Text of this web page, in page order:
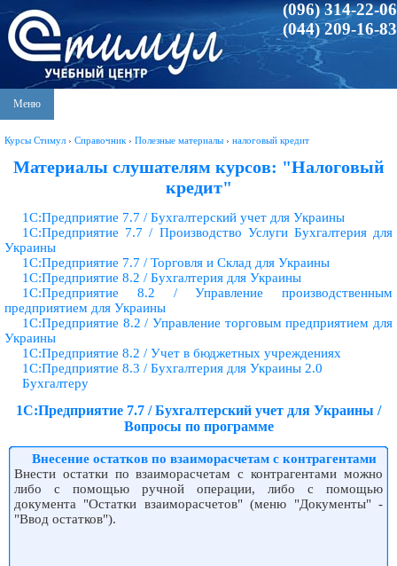
(096) 314-22-06
(044) 209-16-83
Меню
Курсы Стимул › Справочник › Полезные материалы › налоговый кредит
Материалы слушателям курсов: "Налоговый
кредит"
1С:Предприятие 7.7 / Бухгалтерский учет для Украины
1С:Предприятие 7.7 / Производство Услуги Бухгалтерия для
Украины
1С:Предприятие 7.7 / Торговля и Склад для Украины
1С:Предприятие 8.2 / Бухгалтерия для Украины
1С:Предприятие 8.2 / Управление производственным
предприятием для Украины
1С:Предприятие 8.2 / Управление торговым предприятием для
Украины
1С:Предприятие 8.2 / Учет в бюджетных учреждениях
1С:Предприятие 8.3 / Бухгалтерия для Украины 2.0
Бухгалтеру
1С:Предприятие 7.7 / Бухгалтерский учет для Украины /
Вопросы по программе
Внесение остатков по взаиморасчетам с контрагентами
Внести остатки по взаиморасчетам с контрагентами можно
либо с помощью ручной операции, либо с помощью
документа "Остатки взаиморасчетов" (меню "Документы" -
"Ввод остатков").